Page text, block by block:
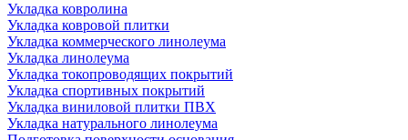
Укладка ковролина
Укладка ковровой плитки
Укладка коммерческого линолеума
Укладка линолеума
Укладка токопроводящих покрытий
Укладка спортивных покрытий
Укладка виниловой плитки ПВХ
Укладка натурального линолеума